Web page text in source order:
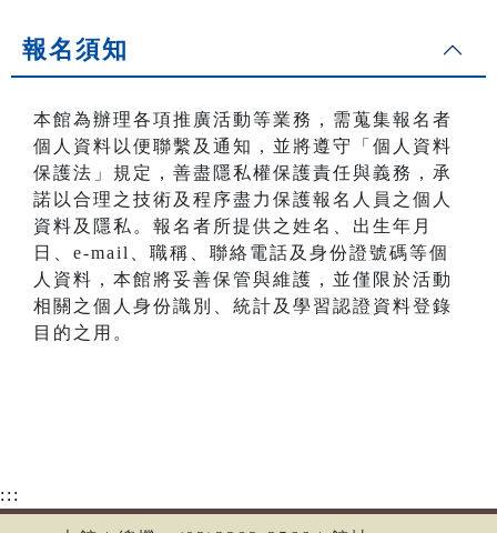
報名須知
本館為辦理各項推廣活動等業務，需蒐集報名者
個人資料以便聯繫及通知，並將遵守「個人資料
保護法」規定，善盡隱私權保護責任與義務，承
諾以合理之技術及程序盡力保護報名人員之個人
資料及隱私。報名者所提供之姓名、出生年月
日、e-mail、職稱、聯絡電話及身份證號碼等個
人資料，本館將妥善保管與維護，並僅限於活動
相關之個人身份識別、統計及學習認證資料登錄
目的之用。
:::